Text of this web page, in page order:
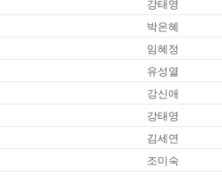
강태영
박은혜
임혜정
유성열
강신애
강태영
김세연
조미숙